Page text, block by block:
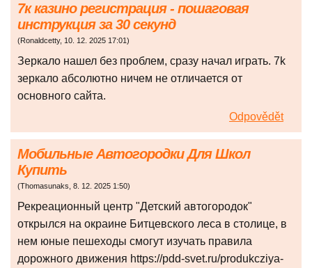
7к казино регистрация - пошаговая
инструкция за 30 секунд
(Ronaldcetty, 10. 12. 2025 17:01)
Зеркало нашел без проблем, сразу начал играть. 7k
зеркало абсолютно ничем не отличается от
основного сайта.
Odpovědět
Мобильные Автогородки Для Школ
Купить
(Thomasunaks, 8. 12. 2025 1:50)
Рекреационный центр "Детский автогородок"
открылся на окраине Битцевского леса в столице, в
нем юные пешеходы смогут изучать правила
дорожного движения https://pdd-svet.ru/produkcziya-